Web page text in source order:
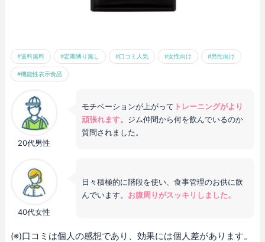
#送料無料 #定期縛り無し #口コミ人気 #女性向け #男性向け
#機能性表示食品
20代男性
モチベーションが上がって トレーニングがより
頑張れます。 ジム仲間から何を飲んでいるのか
質問されました。
40代女性
日々積極的に階段を使い、食事管理のお供に飲
んでいます。 お腹周りがスッキリしました。
(※)口コミは個人の感想であり、効果には個人差があります。